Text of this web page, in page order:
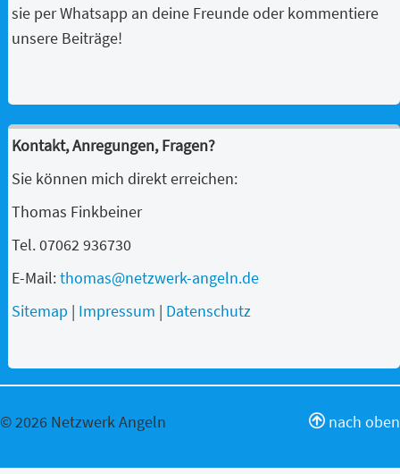
sie per Whatsapp an deine Freunde oder kommentiere
unsere Beiträge!
Kontakt, Anregungen, Fragen?
Sie können mich direkt erreichen:
Thomas Finkbeiner
Tel. 07062 936730
E-Mail:thomas@netzwerk-angeln.de
Sitemap | Impressum | Datenschutz
nach oben
© 2026 Netzwerk Angeln